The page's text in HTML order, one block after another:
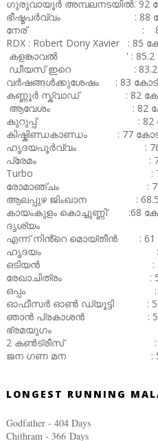
ഗുരുവായൂർ അമ്പലനടയിൽ: 92
ഭീഷ്മപർവ്വം : 88
നേര് : 87.5
RDX : Robert Dony Xavier : 85
കളങ്കാവൽ ' : 85.2
ഡീയസ് ഇറെ :
വർഷങ്ങൾക്കുശേഷം : 83
കണ്ണൂർ സ്ക്വാഡ് : 82
ആവേശം : 82
കുറുപ്പ് : 82
കിഷ്കിണ്ഡകാണ്ഡം : 77
ഹൃദയപൂർവ്വം : 76
പ്രേമം : 73
Turbo : 72
രോമാഞ്ചം : 71
ആലപ്പുഴ ജിംഖാന : 68.5
കായംകുളം കൊച്ചുണ്ണി' :68
ദൃശ്യം : 63
എന്ന് നിൻ്റെ മൊയ്തീൻ : 61
ഹൃദയം : 59
ഒടിയൻ : 57
രേഖാചിത്രം :
ഒപ്പം : 55
ഓഫീസർ ഓൺ ഡ്യൂട്ടി :
ഞാൻ പ്രകാശൻ : 54
ഭ്രമയുഗം : 52
2 കൺട്രീസ് : 52
ജന ഗണ മന : 51
LONGEST RUNNING
Godfather - 404 Days
Chithram - 366 Days